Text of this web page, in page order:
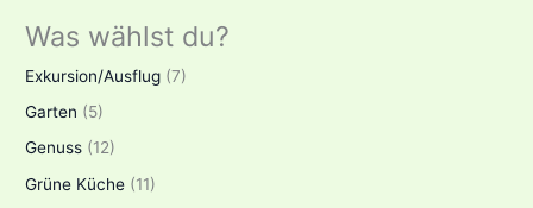
Was wählst du?
Exkursion/Ausflug (7)
Garten (5)
Genuss (12)
Grüne Küche (11)